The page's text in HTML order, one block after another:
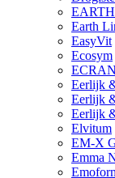
Earth
EasyVit
Ecosym
ECRAN
Eerlijk
Eerlijk
Eerlijk
Elvitum
EM-X
Emma